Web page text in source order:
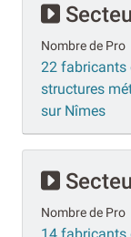
Nombre de Pro
22 fabricants
structures
sur Nîmes
Nombre de Pro
14 fabricants